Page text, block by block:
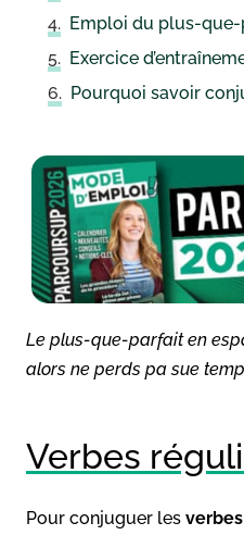
Emploi du plus-
Exercice
Pourquoi savoir
Le plus-que-parfait en
alors ne perds pa sue
Verbes
Pour conjuguer les